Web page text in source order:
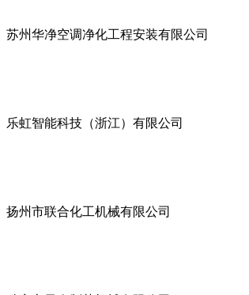
苏州华净空调净化工程安装有限公司
乐虹智能科技（浙江）有限公司
扬州市联合化工机械有限公司